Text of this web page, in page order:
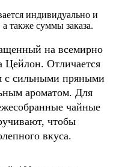
индивидуально и
также суммы заказа.
на всемирно
Цейлон. Отличается
с сильными пряными
ароматом. Для
чайные
чтобы
вкуса.